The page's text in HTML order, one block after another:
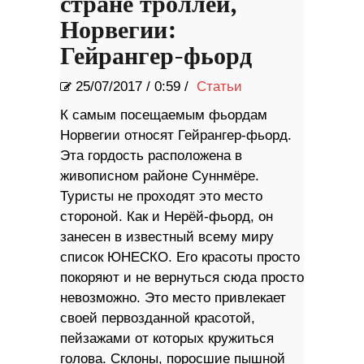
Норвегии:
Гейрангер-фьорд
25/07/2017 / 0:59 / Статьи
К самым посещаемым фьордам
Норвегии относят Гейрангер-фьорд.
Эта гордость расположена в
живописном районе Суннмёре.
Туристы не проходят это место
стороной. Как и Нерёй-фьорд, он
занесен в известный всему миру
список ЮНЕСКО. Его красоты просто
покоряют и не вернуться сюда просто
невозможно. Это место привлекает
своей первозданной красотой,
пейзажами от которых кружиться
голова. Склоны, поросшие пышной